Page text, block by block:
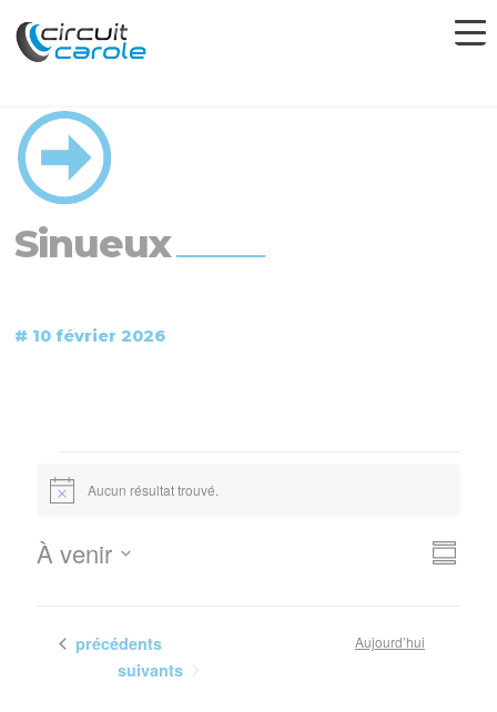
Sinueux
# 10 février 2026
Évènements
Notice Aucun résultat trouvé.
À venir
Évènements
précédents Aujourd’hui
Évènements
suivants